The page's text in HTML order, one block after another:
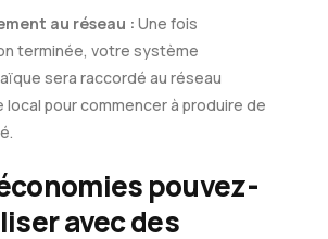
au réseau : Une fois
terminée, votre système
sera raccordé au réseau
pour commencer à produire de
pouvez-
avec des